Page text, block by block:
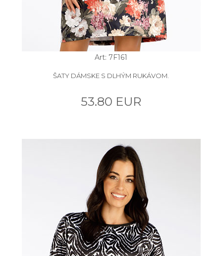
Art: 7F161
ŠATY DÁMSKE S DLHÝM RUKÁVOM.
53.80 EUR